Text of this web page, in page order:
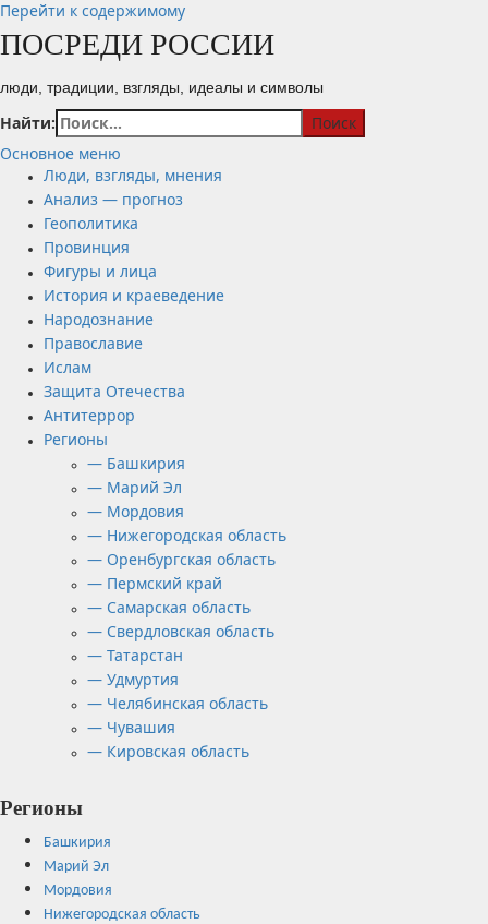
Перейти к содержимому
ПОСРЕДИ РОССИИ
люди, традиции, взгляды, идеалы и символы
Найти:
Основное меню
Люди, взгляды, мнения
Анализ — прогноз
Геополитика
Провинция
Фигуры и лица
История и краеведение
Народознание
Православие
Ислам
Защита Отечества
Антитеррор
Регионы
— Башкирия
— Марий Эл
— Мордовия
— Нижегородская область
— Оренбургская область
— Пермский край
— Самарская область
— Свердловская область
— Татарстан
— Удмуртия
— Челябинская область
— Чувашия
— Кировская область
Регионы
Башкирия
Марий Эл
Мордовия
Нижегородская область